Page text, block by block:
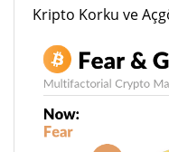
Kripto Korku ve